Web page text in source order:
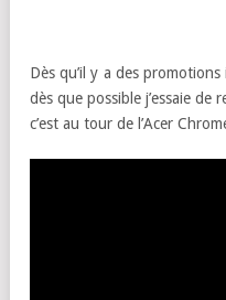
Dès qu’il y a des
dès que possible j’essaie de
c’est au tour de l’Acer